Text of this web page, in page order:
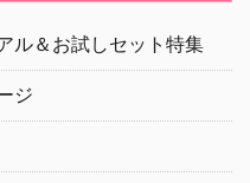
ル＆お試しセット特集
ジ